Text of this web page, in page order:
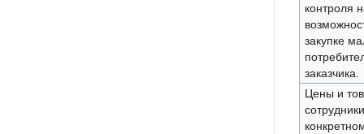
контроля
закупке
заказчика.
Цены и